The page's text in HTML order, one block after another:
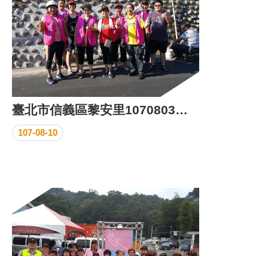
臺北市信義區黎安里1070803「國家清潔週」活動
107-08-10